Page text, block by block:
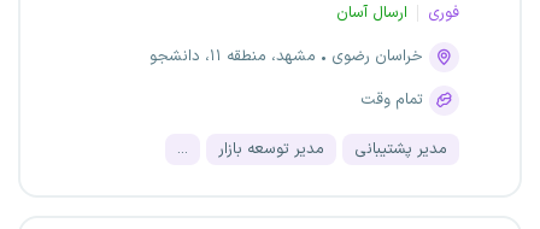
فوری
ارسال آسان
خراسان رضوی
مشهد، منطقه ۱۱، دانشجو
تمام وقت
مدیر پشتیبانی مدیر توسعه بازار ...